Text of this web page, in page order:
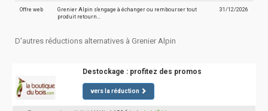
Offre web
Grenier Alpin s'engage à échanger ou rembourser tout
produit retourn…
31/12/2026
D'autres réductions alternatives à Grenier Alpin
Destockage : profitez des promos
vers la réduction